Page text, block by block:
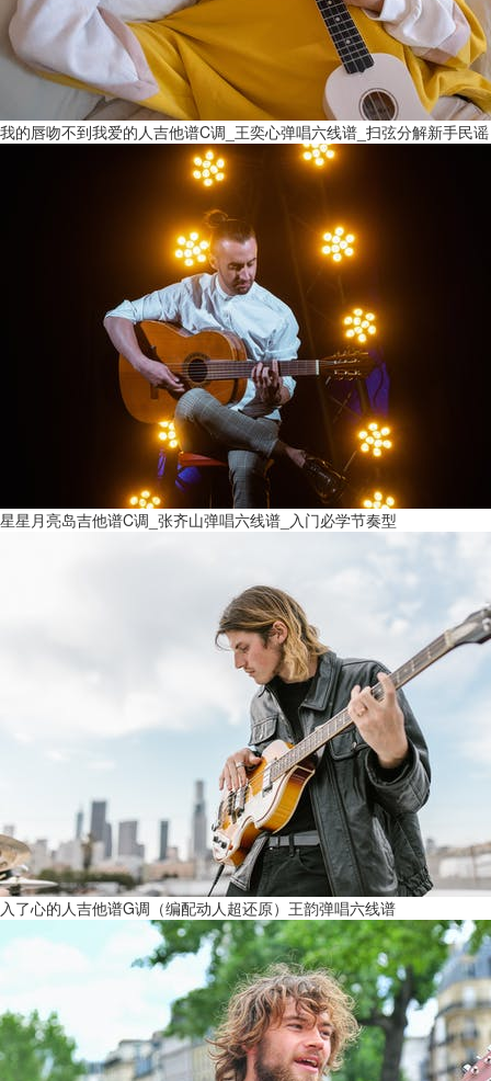
我的唇吻不到我爱的人吉他谱C调_王奕心弹唱六线谱_扫弦分解新手民谣
星星月亮岛吉他谱C调_张齐山弹唱六线谱_入门必学节奏型
入了心的人吉他谱G调（编配动人超还原）王韵弹唱六线谱